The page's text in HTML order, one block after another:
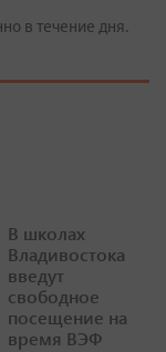
в течение дня.
В школах
Владивостока
введут
свободное
посещение на
время ВЭФ